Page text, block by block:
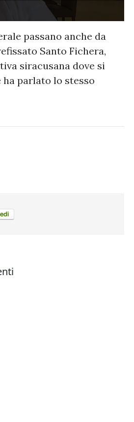
passano anche da
Santo Fichera,
siracusana dove si
parlato lo stesso